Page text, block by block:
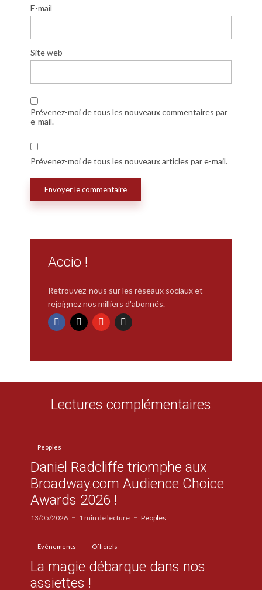
E-mail
Site web
Prévenez-moi de tous les nouveaux commentaires par
e-mail.
Prévenez-moi de tous les nouveaux articles par e-mail.
Accio !
Retrouvez-nous sur les réseaux sociaux et
rejoignez nos milliers d'abonnés.
Lectures complémentaires
Peoples
Daniel Radcliffe triomphe aux
Broadway.com Audience Choice
Awards 2026 !
13/05/2026 1 min de lecture Peoples
Evénements Officiels
La magie débarque dans nos
assiettes !